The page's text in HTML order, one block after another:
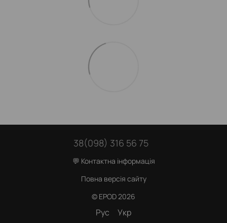
38(098) 316 56 75
💬 Контактна інформація
Повна версія сайту
© EPOD 2026
Рус Укр